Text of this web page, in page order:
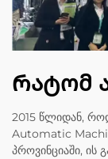
Რატომ
2015 წლიდან,
Automatic
პროვინციაში, ის